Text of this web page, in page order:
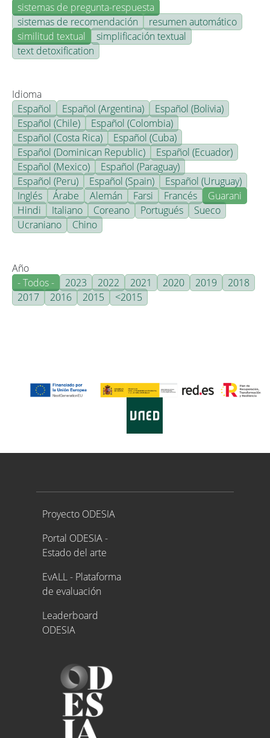
sistemas de pregunta-respuesta
sistemas de recomendación
resumen automático
similitud textual
simplificación textual
text detoxification
Idioma
Español
Español (Argentina)
Español (Bolivia)
Español (Chile)
Español (Colombia)
Español (Costa Rica)
Español (Cuba)
Español (Dominican Republic)
Español (Ecuador)
Español (Mexico)
Español (Paraguay)
Español (Peru)
Español (Spain)
Español (Uruguay)
Inglés
Árabe Alemán Farsi Francés
Guarani
Hindi
Italiano Coreano Portugués
Sueco
Ucraniano
Chino
Año
- Todos -
2023 2022 2021 2020 2019
2018
2017
2016 2015 <2015
Proyecto ODESIA
Proyecto ODESIA
Portal ODESIA -
Estado del arte
EvALL - Plataforma
de evaluación
Leaderboard
ODESIA